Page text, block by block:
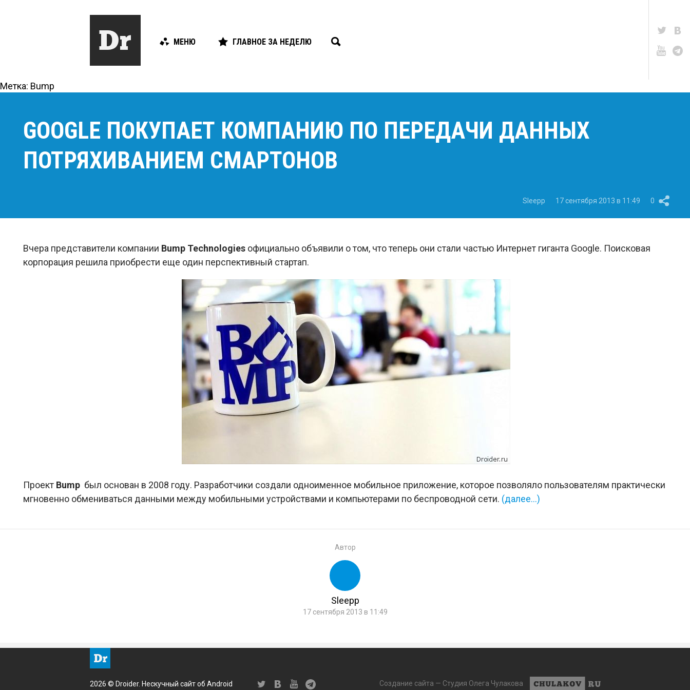
МЕНЮ ГЛАВНОЕ ЗА НЕДЕЛЮ
Метка: Bump
GOOGLE ПОКУПАЕТ КОМПАНИЮ ПО ПЕРЕДАЧИ ДАННЫХ
ПОТРЯХИВАНИЕМ СМАРТОНОВ
Sleepp 17 сентября 2013 в 11:49 0
Вчера представители компании Bump Technologies официально объявили о том, что теперь они стали частью Интернет гиганта Google. Поисковая
корпорация решила приобрести еще один перспективный стартап.
Проект Bump был основан в 2008 году. Разработчики создали одноименное мобильное приложение, которое позволяло пользователям практически
мгновенно обмениваться данными между мобильными устройствами и компьютерами по беспроводной сети. (далее…)
Автор
Sleepp
17 сентября 2013 в 11:49
2026 © Droider. Нескучный сайт об Android Создание сайта — Студия Олега Чулакова